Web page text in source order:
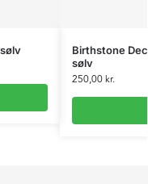
Birthstone
sølv
250,00kr.